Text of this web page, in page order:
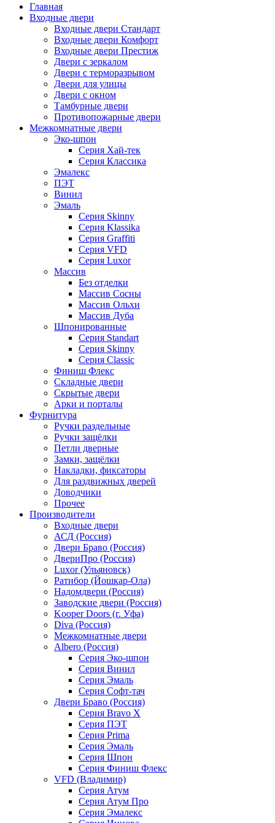
Главная
Входные двери
Входные двери Стандарт
Входные двери Комфорт
Входные двери Престиж
Двери с зеркалом
Двери с терморазрывом
Двери для улицы
Двери с окном
Тамбурные двери
Противопожарные двери
Межкомнатные двери
Эко-шпон
Серия Хай-тек
Серия Классика
Эмалекс
ПЭТ
Винил
Эмаль
Серия Skinny
Серия Klassika
Серия Graffiti
Серия VFD
Серия Luxor
Массив
Без отделки
Массив Сосны
Массив Ольхи
Массив Дуба
Шпонированные
Серия Standart
Серия Skinny
Серия Classic
Финиш Флекс
Складные двери
Скрытые двери
Арки и порталы
Фурнитура
Ручки раздельные
Ручки защёлки
Петли дверные
Замки, защёлки
Накладки, фиксаторы
Для раздвижных дверей
Доводчики
Прочее
Производители
Входные двери
АСД (Россия)
Двери Браво (Россия)
ДвериПро (Россия)
Luxor (Ульяновск)
Ратибор (Йошкар-Ола)
Надомдвери (Россия)
Заводские двери (Россия)
Kooper Doors (г. Уфа)
Diva (Россия)
Межкомнатные двери
Albero (Россия)
Серия Эко-шпон
Серия Винил
Серия Эмаль
Серия Софт-тач
Двери Браво (Россия)
Серия Bravo X
Серия ПЭТ
Серия Prima
Серия Эмаль
Серия Шпон
Серия Финиш Флекс
VFD (Владимир)
Серия Атум
Серия Атум Про
Серия Эмалекс